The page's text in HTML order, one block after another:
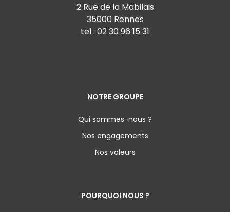
2 Rue de la Mabilais
35000 Rennes
tel : 02 30 96 15 31
NOTRE GROUPE
Qui sommes-nous ?
Nos engagements
Nos valeurs
POURQUOI NOUS ?